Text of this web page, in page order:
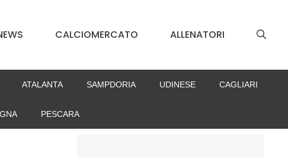
CALCIOMERCATO ALLENATORI
ATALANTA SAMPDORIA UDINESE CAGLIARI
PESCARA